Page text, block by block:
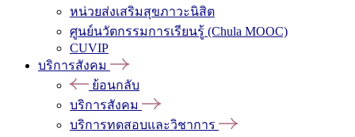
หน่วยส่งเสริมสุขภาวะนิสิต
ศูนย์นวัตกรรมการเรียนรู้ (Chula MOOC)
CUVIP
บริการสังคม
ย้อนกลับ
บริการสังคม
บริการทดสอบและวิชาการ